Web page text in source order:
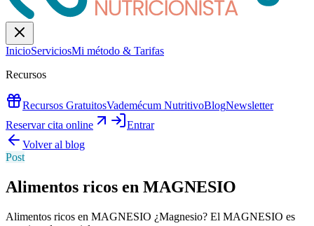
InicioServiciosMi método & Tarifas
Recursos
Recursos GratuitosVademécum NutritivoBlogNewsletter
Reservar cita online
Entrar
Volver al blog
Post
Alimentos ricos en MAGNESIO
Alimentos ricos en MAGNESIO ¿Magnesio? El MAGNESIO es